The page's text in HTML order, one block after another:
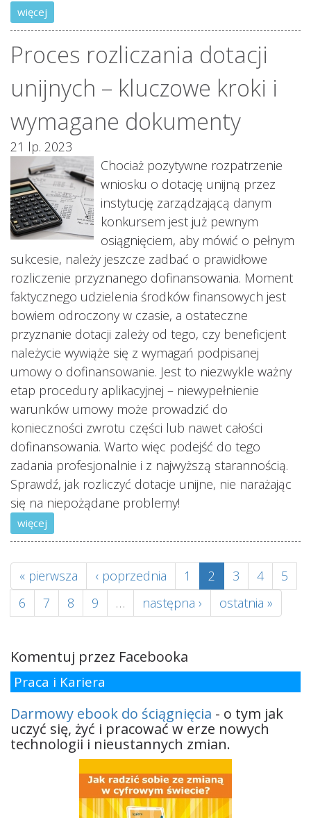
więcej
Proces rozliczania dotacji
unijnych – kluczowe kroki i
wymagane dokumenty
21 lp. 2023
Chociaż pozytywne rozpatrzenie
wniosku o dotację unijną przez
instytucję zarządzającą danym
konkursem jest już pewnym
osiągnięciem, aby mówić o pełnym
sukcesie, należy jeszcze zadbać o prawidłowe
rozliczenie przyznanego dofinansowania. Moment
faktycznego udzielenia środków finansowych jest
bowiem odroczony w czasie, a ostateczne
przyznanie dotacji zależy od tego, czy beneficjent
należycie wywiąże się z wymagań podpisanej
umowy o dofinansowanie. Jest to niezwykle ważny
etap procedury aplikacyjnej – niewypełnienie
warunków umowy może prowadzić do
konieczności zwrotu części lub nawet całości
dofinansowania. Warto więc podejść do tego
zadania profesjonalnie i z najwyższą starannością.
Sprawdź, jak rozliczyć dotacje unijne, nie narażając
się na niepożądane problemy!
więcej
« pierwsza ‹ poprzednia 1 2 3 4
5
6
7 8 9 … następna › ostatnia »
Komentuj przez Facebooka
Praca i Kariera
Darmowy ebook do ściągnięcia - o tym jak
uczyć się, żyć i pracować w erze nowych
technologii i nieustannych zmian.